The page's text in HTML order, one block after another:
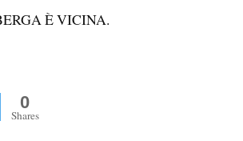
È VICINA.
0
Shares